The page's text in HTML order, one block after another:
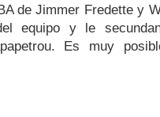
de Jimmer Fredette y
equipo y le
Es muy